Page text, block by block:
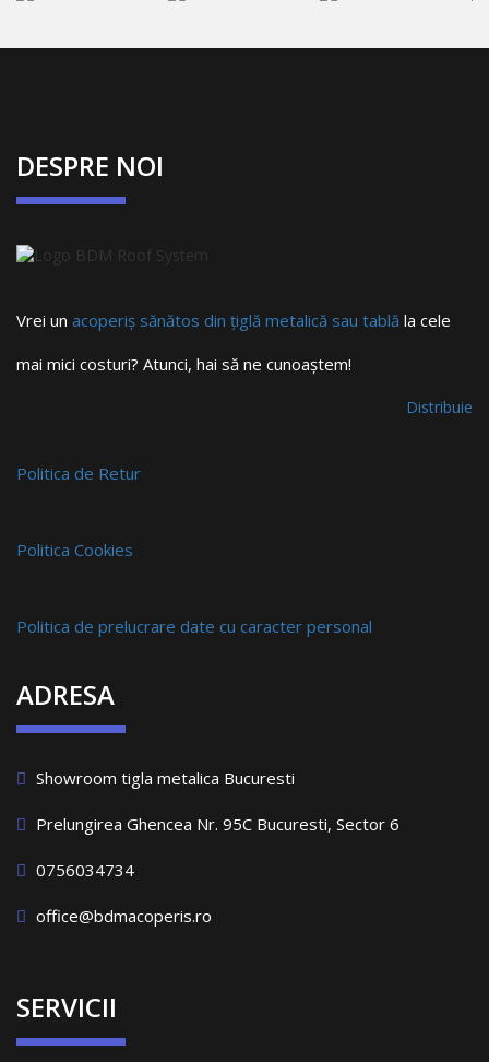
DESPRE NOI
Vrei un acoperiș sănătos din țiglă metalică sau tablă la cele
mai mici costuri? Atunci, hai să ne cunoaștem!
Distribuie
Politica de Retur
Politica Cookies
Politica de prelucrare date cu caracter personal
ADRESA
Showroom tigla metalica Bucuresti
Prelungirea Ghencea Nr. 95C Bucuresti, Sector 6
0756034734
office@bdmacoperis.ro
SERVICII